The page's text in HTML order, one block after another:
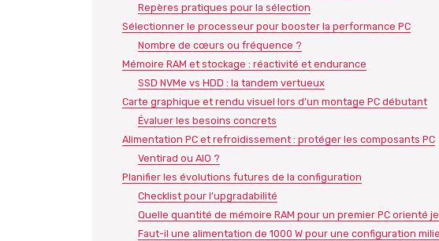
Repères pratiques pour la sélection
Sélectionner le processeur pour booster la performance PC
Nombre de cœurs ou fréquence ?
Mémoire RAM et stockage : réactivité et endurance
SSD NVMe vs HDD : la tandem vertueux
Carte graphique et rendu visuel lors d’un montage PC débutant
Évaluer les besoins concrets
Alimentation PC et refroidissement : protéger les composants PC
Ventirad ou AIO ?
Planifier les évolutions futures de la configuration
Checklist pour l’upgradabilité
Quelle quantité de mémoire RAM pour un premier PC orienté
Faut-il une alimentation de 1000 W pour une configuration